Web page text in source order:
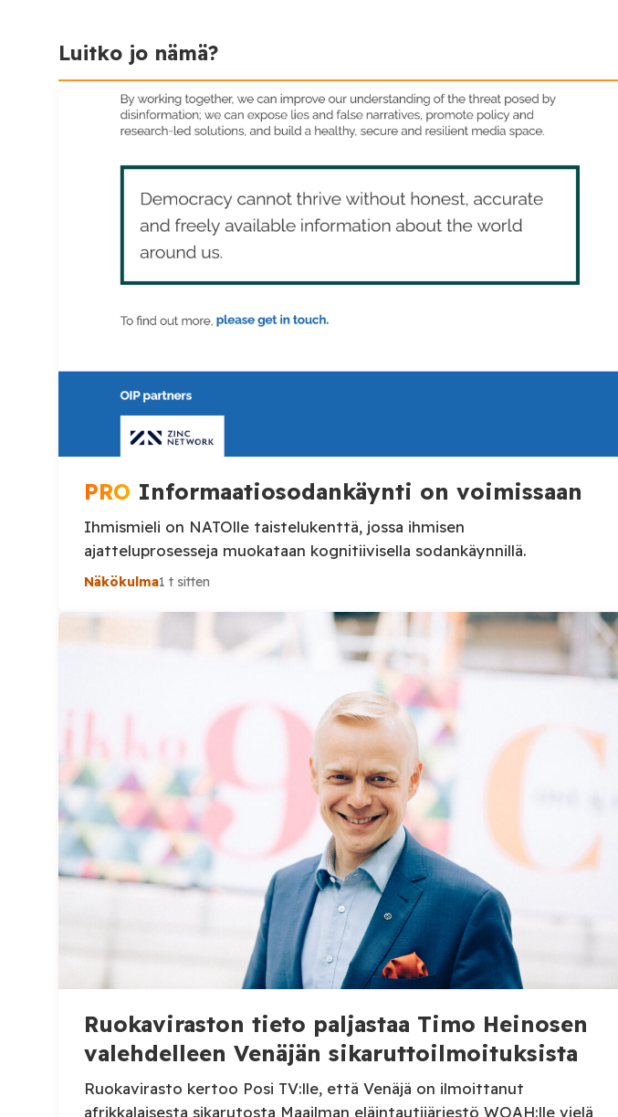
Luitko jo nämä?
PRO Informaatiosodankäynti on voimissaan
Ihmismieli on NATOlle taistelukenttä, jossa ihmisen
ajatteluprosesseja muokataan kognitiivisella sodankäynnillä.
Näkökulma1 t sitten
Ruokaviraston tieto paljastaa Timo Heinosen
valehdelleen Venäjän sikaruttoilmoituksista
Ruokavirasto kertoo Posi TV:lle, että Venäjä on ilmoittanut
afrikkalaisesta sikarutosta Maailman eläintautijärjestö WOAH:lle vielä